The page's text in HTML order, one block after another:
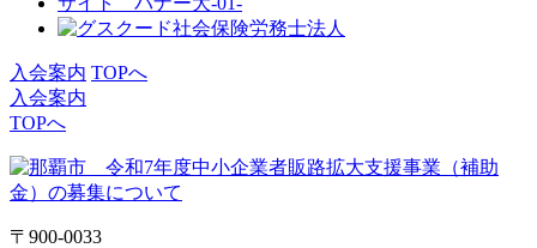
入会案内 TOPへ
入会案内
TOPへ
〒900-0033